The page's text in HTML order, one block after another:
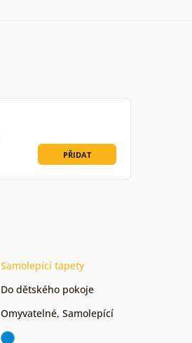
PŘIDAT
Samolepící tapety
Do dětského pokoje
Omyvatelné, Samolepící